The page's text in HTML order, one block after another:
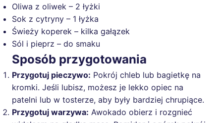
Oliwa z oliwek – 2 łyżki
Sok z cytryny – 1 łyżka
Świeży koperek – kilka gałązek
Sól i pieprz – do smaku
Sposób przygotowania
Przygotuj pieczywo: Pokrój chleb lub bagietkę na
kromki. Jeśli lubisz, możesz je lekko opiec na
patelni lub w tosterze, aby były bardziej chrupiące.
Przygotuj warzywa: Awokado obierz i rozgnieć